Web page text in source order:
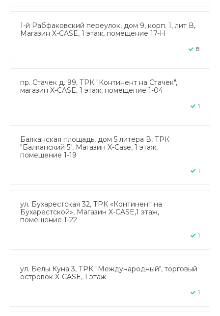
1-й Рабфаковский переулок, дом 9, корп. 1, лит В,
Магазин X-CASE, 1 этаж, помещение 17-Н
8
пр. Стачек д. 99, ТРК "Континент на Стачек",
магазин X-CASE, 1 этаж, помещение 1-04
1
Балканская площадь, дом 5 литера В, ТРК
"Балканский 5", Магазин X-Case, 1 этаж,
помещение 1-19
1
ул. Бухарестская 32, ТРК «Континент на
Бухарестской», Магазин X-CASE,1 этаж,
помещение 1-22
1
ул. Белы Куна 3, ТРК "Международный", торговый
островок X-CASE, 1 этаж
1